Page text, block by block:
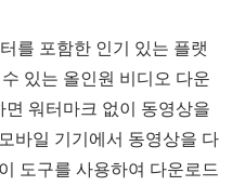
를 포함한 인기 있는 플랫
있는 올인원 비디오 다운
워터마크 없이 동영상을
바일 기기에서 동영상을 다
도구를 사용하여 다운로드